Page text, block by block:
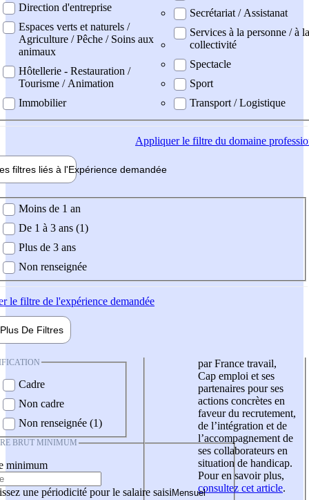
Direction d'entreprise
Espaces verts et naturels /
Agriculture / Pêche / Soins aux
animaux
Hôtellerie - Restauration /
Tourisme / Animation
Immobilier
Secrétariat / Assistanat
Services à la personne / à la
collectivité
Spectacle
Sport
Transport / Logistique
Appliquerle filtre du domaine
filtres liés à l'Expérience demandée
demandée
Moins de 1 an
De 1 à 3 ans (1)
Plus de 3 ans
Non renseignée
le filtre de l'expérience demandée
Plus De Filtres
Cadre
Non cadre
Non renseignée (1)
BRUT MINIMUM
minimum
une périodicité pour le salaire saisi
par France travail,
Cap emploi et ses
partenaires pour ses
actions concrètes en
faveur du recrutement,
de l’intégration et de
l’accompagnement de
ses collaborateurs en
situation de handicap.
Pour en savoir plus,
consultez cet article.